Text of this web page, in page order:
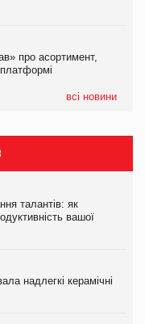
про асортимент,
всі новини
з’явилися паучі
магазинів
талантів: як
вашої
надлегкі керамічні